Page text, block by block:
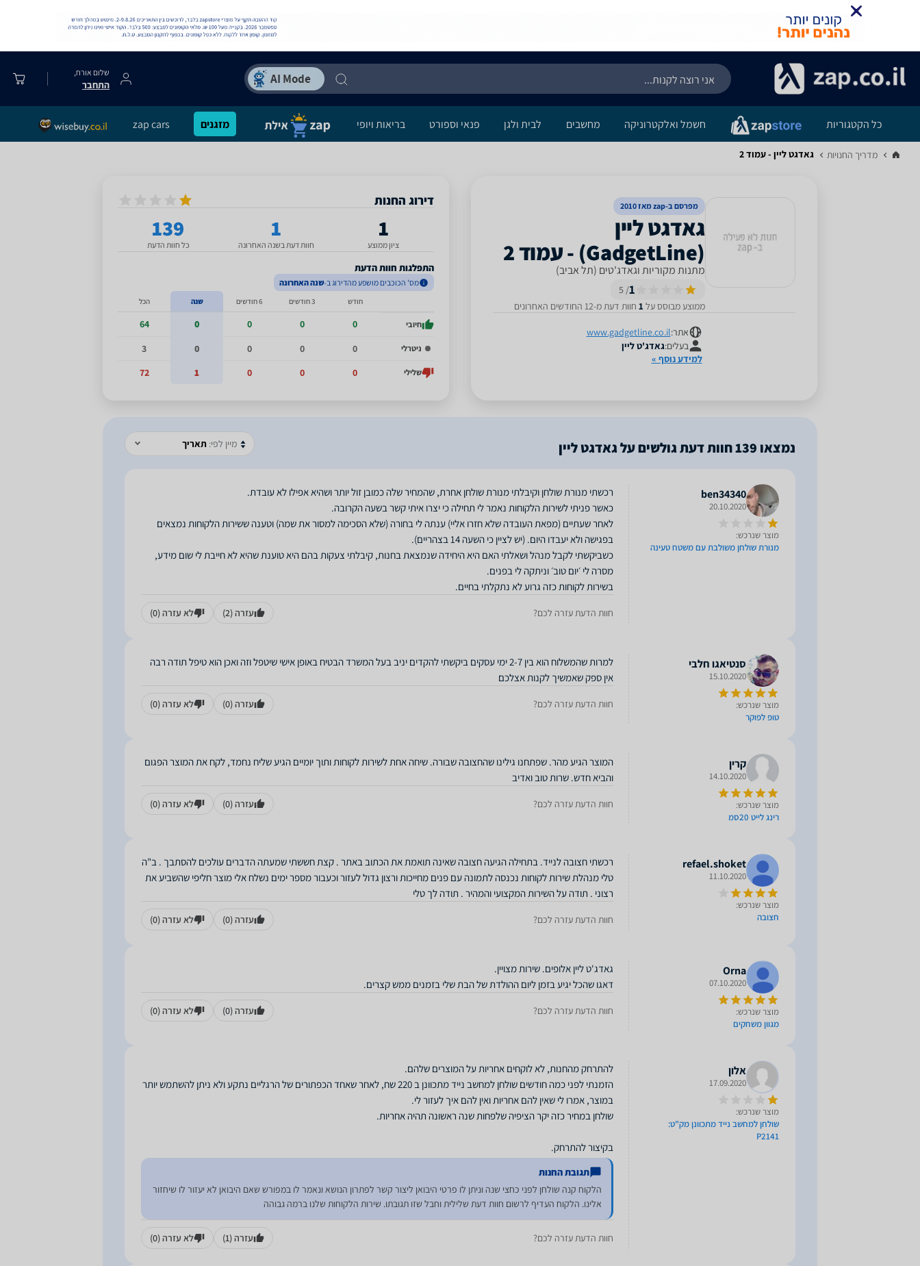
שלום אורח,
התחבר
כל הקטגוריות חשמל ואלקטרוניקה מחשבים לבית ולגן פנאי וספורט בריאות ויופי מזגנים zap cars
מדריך החנויות‏ גאדגט ליין - עמוד 2
מפרסם ב-zap מאז 2010
‏(GadgetLine) - עמוד 2
מתנות מקוריות וגאדג'טים (תל אביב)
1
/ 5
ממוצע מבוסס על1 חוות דעת מ-12 החודשים האחרונים
אתר:www.gadgetline.co.il
בעלים:גאדג'ט ליין
למידע נוסף »
דירוג החנות
1
ציון ממוצע
1
חוות דעת בשנה האחרונה
139
כל חוות הדעת
התפלגות חוות הדעת
מס' הכוכבים מושפע מהדירוג ב-שנה האחרונה
חודש 3 חודשים 6 חודשים שנה הכל
חיובי 0
0
0
0
64
ניטרלי 0
0
0
0
3
שלילי 0
0
0
1
72
נמצאו 139חוות דעת גולשים על גאדגט ליין מיין לפי: תאריך
ben34340
20.10.2020
מוצר שנרכש:
מנורת שולחן משולבת עם משטח טעינה
לאחר שעתיים (מפאת העובדה שלא חזרו אליי) ענתה לי בחורה (שלא הסכימה למסור את שמה) וטענה ששירות הלקוחות נמצאים
כשביקשתי לקבל מנהל ושאלתי האם היא היחידה שנמצאת בחנות, קיבלתי צעקות בהם היא טוענת שהיא לא חייבת לי שום מידע,
בשירות לקוחות כזה גרוע לא נתקלתי בחיים.
חוות הדעת עזרה לכם? עזרה(2) לא עזרה(0)
סנטיאגו חלבי
15.10.2020
מוצר שנרכש:
טופ לפוקר
למרות שהמשלוח הוא בין 2-7 ימי עסקים ביקשתי להקדים יניב בעל המשרד הבטיח באופן אישי שיטפל וזה ואכן הוא טיפל תודה רבה
אין ספק שאמשיך לקנות אצלכם
חוות הדעת עזרה לכם? עזרה(0) לא עזרה(0)
קרין
14.10.2020
מוצר שנרכש:
רינג לייט 20סמ
המוצר הגיע מהר. שפתחנו גילינו שהחצובה שבורה. שיחה אחת לשירות לקוחות ותוך יומיים הגיע שליח נחמד, לקח את המוצר הפגום
והביא חדש. שרות טוב ואדיב
חוות הדעת עזרה לכם? עזרה(0) לא עזרה(0)
refael.shoket
11.10.2020
מוצר שנרכש:
חצובה
רכשתי חצובה לנייד. בתחילה הגיעה חצובה שאינה תואמת את הכתוב באתר . קצת חששתי שמעתה הדברים עולכים להסתבך . ב"ה
טלי מנהלת שירות לקוחות נכנסה לתמונה עם פנים מחייכות ורצון גדול לעזור וכעבור מספר ימים נשלח אלי מוצר חליפי שהשביע את
רצוני . תודה על השירות המקצועי והמהיר . תודה לך טלי
חוות הדעת עזרה לכם? עזרה(0) לא עזרה(0)
Orna
07.10.2020
מוצר שנרכש:
מגוון משחקים
דאגו שהכל יגיע בזמן ליום ההולדת של הבת שלי בזמנים ממש קצרים.
חוות הדעת עזרה לכם? עזרה(0) לא עזרה(0)
אלון
17.09.2020
מוצר שנרכש:
שולחן למחשב נייד מתכוונן מק"ט:
P2141
הזמנתי לפני כמה חודשים שולחן למחשב נייד מתכוונן ב 220 שח, לאחר שאחד הכפתורים של הרגליים נתקע ולא ניתן להשתמש יותר
בקיצור להתרחק.
תגובת החנות
הלקוח קנה שולחן לפני כחצי שנה וניתן לו פרטי היבואן ליצור קשר לפתרון הנושא ונאמר לו במפורש שאם היבואן לא יעזור לו שיחזור
אלינו. הלקוח העדיף לרשום חוות דעת שלילית וחבל שזו תגובתו. שירות הלקוחות שלנו ברמה גבוהה
חוות הדעת עזרה לכם? עזרה(1) לא עזרה(0)